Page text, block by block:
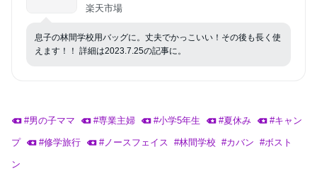
ッグ リュックサック バックパック A3 Sサイズ 5
ツ 旅行 修学旅行
楽天市場
息子の林間学校用バッグに。丈夫でかっこいい！その後も長く使
えます！！ 詳細は2023.7.25の記事に。
#男の子ママ #専業主婦 #小学5年生 #夏休み #キャン
プ #修学旅行 #ノースフェイス #林間学校 #カバン #ボスト
ン